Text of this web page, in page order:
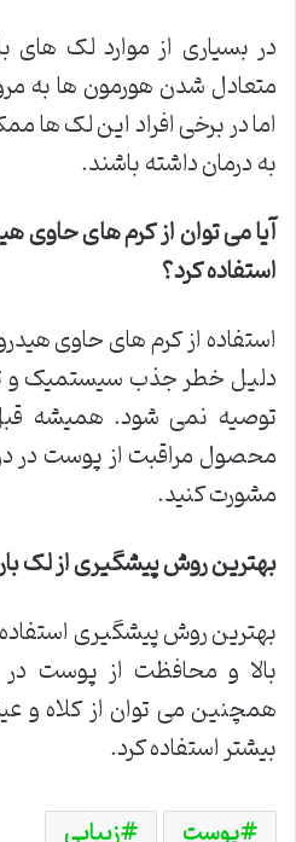
در بسیاری از موارد لک های
متعادل شدن هورمون ها به
اما در برخی افراد این لک ها
به درمان داشته باشند.
آیا می توان از کرم های حاوی
استفاده کرد؟
استفاده از کرم های حاوی
دلیل خطر جذب سیستمیک و
توصیه نمی شود. همیشه
محصول مراقبت از پوست در
مشورت کنید.
بهترین روش پیشگیری از لک
بالا و محافظت از پوست
همچنین می توان از کلاه و
بیشتر استفاده کرد.